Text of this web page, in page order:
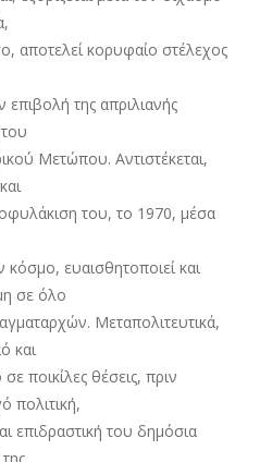
αποτελεί κορυφαίο στέλεχος
της απριλιανής
Μετώπου. Αντιστέκεται,
του, το 1970, μέσα
ευαισθητοποιεί και
σε όλο
Μεταπολιτευτικά,
και
ποικίλες θέσεις, πριν
πολιτική,
επιδραστική του δημόσια